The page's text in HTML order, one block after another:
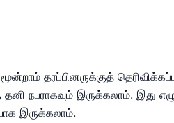
தரப்பினருக்குத்
நபராகவும் இருக்கலாம். இது
இருக்கலாம்.